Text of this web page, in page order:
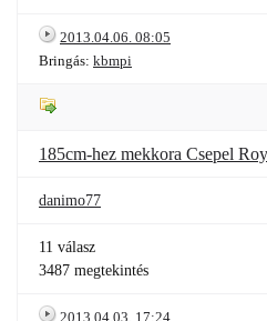
2013.04.06. 08:05
Bringás: kbmpi
185cm-hez mekkora Csepel
danimo77
11 válasz
3487 megtekintés
2013.04.03. 17:24